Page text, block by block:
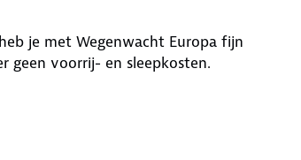
je met Wegenwacht Europa fijn
geen voorrij- en sleepkosten.